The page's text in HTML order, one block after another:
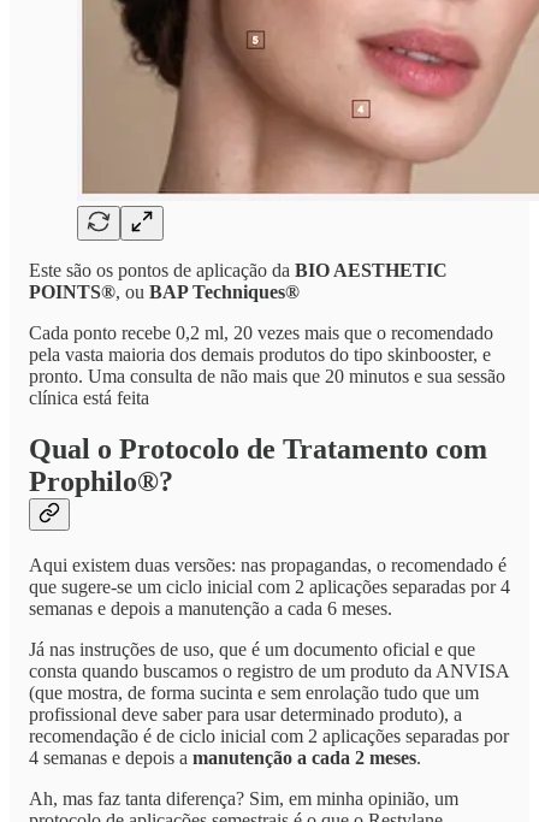
Este são os pontos de aplicação da BIO AESTHETIC
POINTS®, ou BAP Techniques®
Cada ponto recebe 0,2 ml, 20 vezes mais que o recomendado
pela vasta maioria dos demais produtos do tipo skinbooster, e
pronto. Uma consulta de não mais que 20 minutos e sua sessão
clínica está feita
Qual o Protocolo de Tratamento com
Prophilo®?
Aqui existem duas versões: nas propagandas, o recomendado é
que sugere-se um ciclo inicial com 2 aplicações separadas por 4
semanas e depois a manutenção a cada 6 meses.
Já nas instruções de uso, que é um documento oficial e que
consta quando buscamos o registro de um produto da ANVISA
(que mostra, de forma sucinta e sem enrolação tudo que um
profissional deve saber para usar determinado produto), a
recomendação é de ciclo inicial com 2 aplicações separadas por
4 semanas e depois a manutenção a cada 2 meses.
Ah, mas faz tanta diferença? Sim, em minha opinião, um